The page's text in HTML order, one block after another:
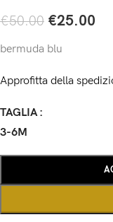
€50.00 €25.00
bermuda blu
Approfitta della
TAGLIA
3-6M